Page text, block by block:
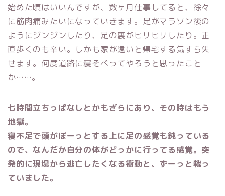
始めた頃はいいんですが、数ヶ月仕事してると、徐々
に筋肉痛みたいになっていきます。 足がマラソン後の
ようにジンジンしたり、足の裏がヒリヒリしたり。正
直歩くのも辛い。しかも家が遠いと帰宅する気すら失
せます。何度道路に寝そべってやろうと思ったこと
か……。
七時間立ちっぱなしとかもざらにあり、その時はもう
地獄。
寝不足で頭がぼーっとする上に足の感覚も鈍っている
ので、なんだか自分の体がどっかに行ってる感覚。突
発的に現場から逃亡したくなる衝動と、ずーっと戦っ
ていました。